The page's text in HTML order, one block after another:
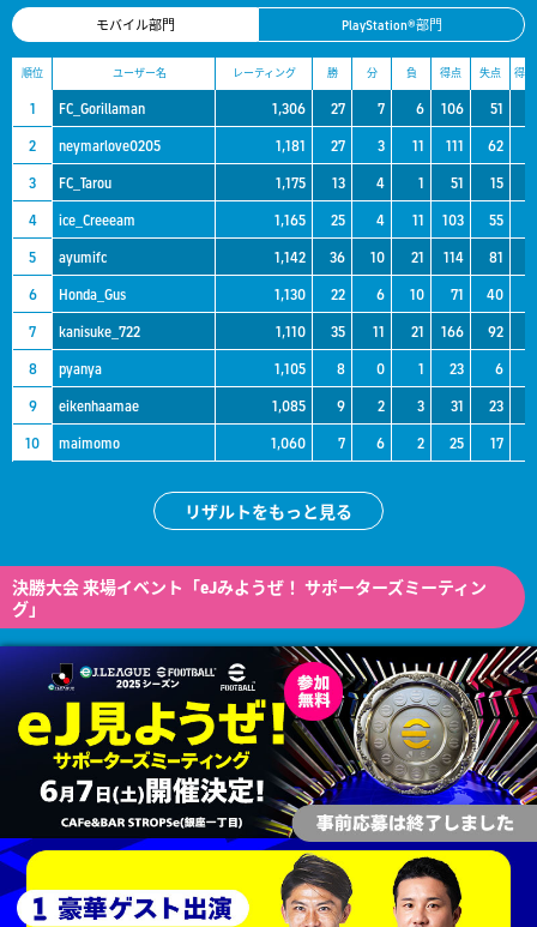
モバイル部門 PlayStation®部門
順位 ユーザー名 レーティング 勝 分 負 得点 失点 得
1 FC_Gorillaman 1,306 27 7 6 106 51
2
neymarlove0205 1,181 27 3 11 111 62
3
FC_Tarou 1,175 13 4 1 51 15
4
ice_Creeeam 1,165 25 4 11 103 55
5
ayumifc 1,142 36 10 21 114 81
6
Honda_Gus 1,130 22 6 10 71 40
7
kanisuke_722 1,110 35 11 21 166 92
8
pyanya 1,105 8 0 1 23 6
9
eikenhaamae 1,085 9 2 3 31 23
10
maimomo 1,060 7 6 2 25 17
リザルトをもっと見る
決勝大会 来場イベント「eJみようぜ！ サポーターズミーティン
グ」